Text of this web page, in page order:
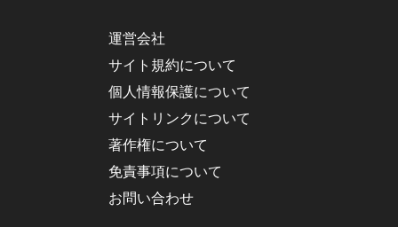
運営会社
サイト規約について
個人情報保護について
サイトリンクについて
著作権について
免責事項について
お問い合わせ